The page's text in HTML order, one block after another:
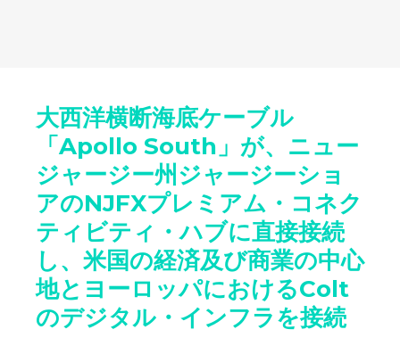
大西洋横断海底ケーブル
「 Apollo South」が、ニュー
ジャージー州ジャージーショ
アのNJFXプレミアム・コネク
ティビティ・ハブに直接接続
し、米国の経済及び商業の中心
地とヨーロッパにおけるColt
のデジタル・インフラを接続